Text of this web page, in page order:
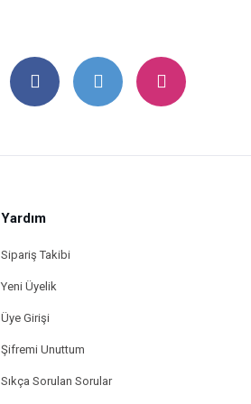
Yardım
Sipariş Takibi
Yeni Üyelik
Üye Girişi
Şifremi Unuttum
Sıkça Sorulan Sorular